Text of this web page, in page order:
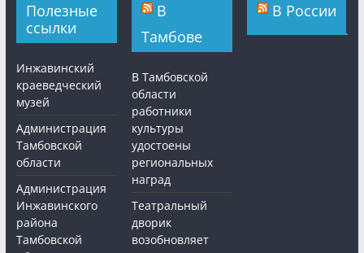
Полезные
ссылки
Инжавинский
краеведческий
музей
Администрация
Тамбовской
области
Администрация
Инжавинского
района
Тамбовской
В
Тамбове
В Тамбовской
области
работники
культуры
удостоены
региональных
наград
Театральный
дворик
возобновляет
В России